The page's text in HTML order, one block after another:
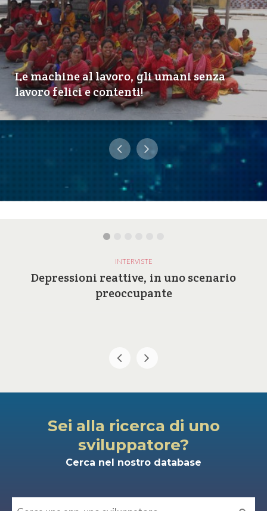
Le machine al lavoro, gli umani senza
lavoro felici e contenti!
INTERVISTE
Depressioni reattive, in uno scenario
preoccupante
Sei alla ricerca di uno
sviluppatore?
Cerca nel nostro database